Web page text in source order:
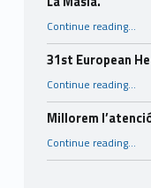
Continue reading“Finalitza amb èxit el projecte intergeneracional impulsat per CASAP, el CAP El Castell i l’Espai Jove La Masia.”
…
31st European
Continue reading“31st European
…
Millorem
Continue reading“Millorem l’atenció a l’infant al CAP Can Bou!”
…